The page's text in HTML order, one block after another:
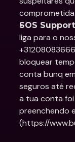
comprometida.
SOS Support
liga para o
bloquear
conta bunq
seguros até
a tua conta
preenchendo
(https://